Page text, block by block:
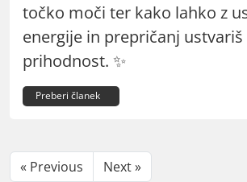
točko moči ter kako lahko z
energije in prepričanj ustvariš
prihodnost. ✨
Preberi članek
« Previous Next »